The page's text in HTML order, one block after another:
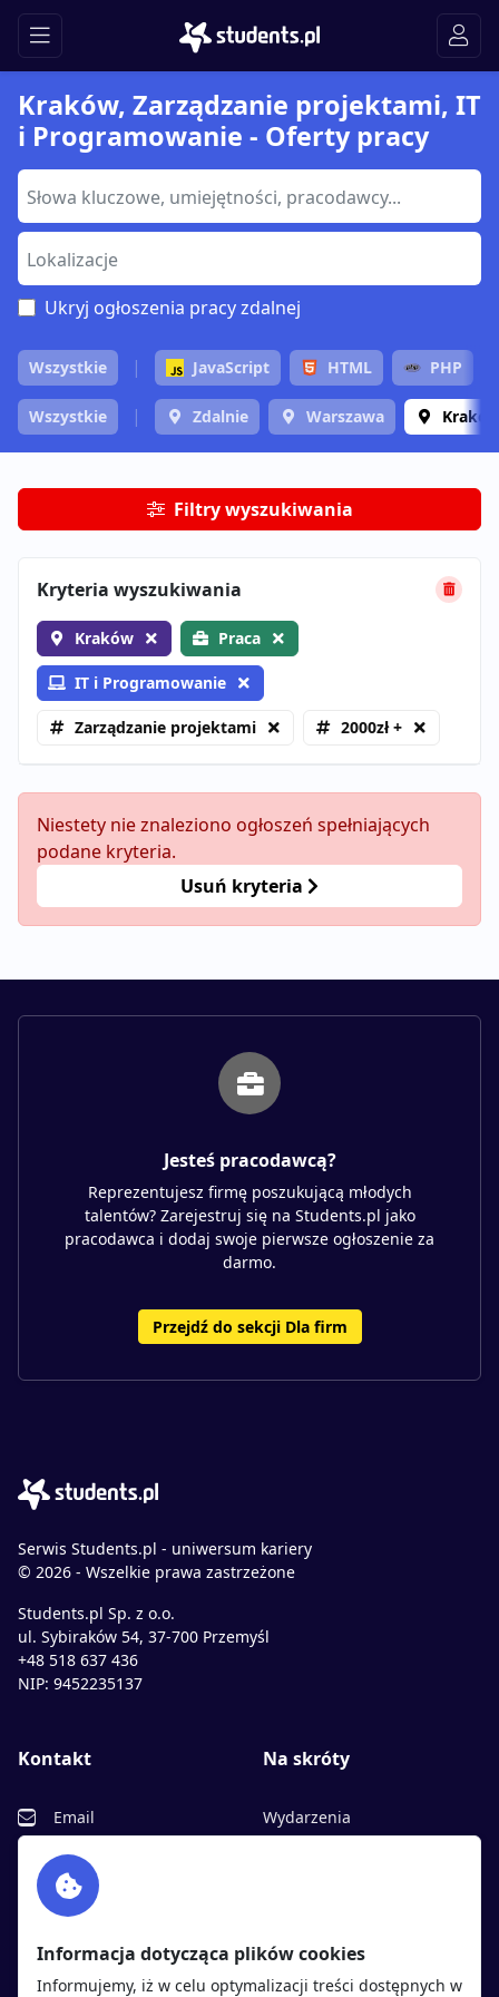
Kraków, Zarządzanie projektami, IT
i Programowanie - Oferty pracy
Ukryj ogłoszenia pracy zdalnej
Wszystkie JavaScript HTML PHP
Wszystkie Zdalnie Warszawa
Filtry wyszukiwania
Kryteria wyszukiwania
Kraków Praca
IT i Programowanie
Zarządzanie projektami 2000zł +
Niestety nie znaleziono ogłoszeń spełniających
podane kryteria.
Usuń kryteria
Jesteś pracodawcą?
Reprezentujesz firmę poszukującą młodych
talentów? Zarejestruj się na Students.pl jako
pracodawca i dodaj swoje pierwsze ogłoszenie za
darmo.
Przejdź do sekcji Dla firm
Serwis Students.pl - uniwersum kariery
© 2026 - Wszelkie prawa zastrzeżone
Students.pl Sp. z o.o.
ul. Sybiraków 54, 37-700 Przemyśl
+48 518 637 436
NIP: 9452235137
Kontakt
Email
Facebook
Twitter
Na skróty
Wydarzenia
Polityka cookies
Polityka prywatności
Informacja dotycząca plików cookies
Informujemy, iż w celu optymalizacji treści dostępnych w